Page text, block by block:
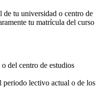
de tu universidad o centro de
tu matrícula del curso
del centro de estudios
periodo lectivo actual o de los